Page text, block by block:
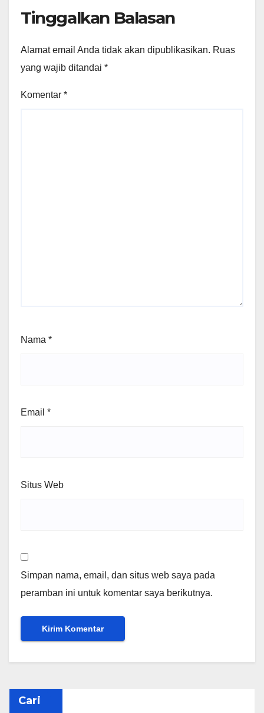
Tinggalkan Balasan
Alamat email Anda tidak akan dipublikasikan. Ruas
yang wajib ditandai *
Komentar *
Nama *
Email *
Situs Web
Simpan nama, email, dan situs web saya pada
peramban ini untuk komentar saya berikutnya.
Cari